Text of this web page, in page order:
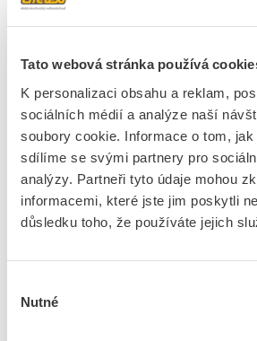
Tato webová stránka používá
K personalizaci obsahu a reklam,
sociálních médií a analýze naší
soubory cookie. Informace o tom,
sdílíme se svými partnery pro
analýzy. Partneři tyto údaje mohou
informacemi, které jste jim poskytli
důsledku toho, že používáte jejich
souhlasu
Nutné
ks
Přidat k porovnání
10 ks
5dní 73 ks
OEZ Skříň RZG-N-4S56,
omítku,neprůhledné dveře
Kód ELFETEX
10.716.972
Cena s DPH